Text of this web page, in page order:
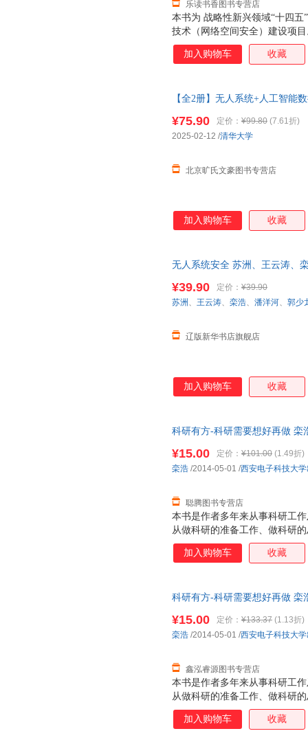
本书为 战略性新兴领域“十四
技术（网络空间安全）建设项
前沿，结合作者多年科研成果
法，具有很高的学术价值。本
动驾驶、工业物联网和无人机
还可以作为各大院校无人系统
乐读书香图书专营店
加入购物车 收藏
【全2册】无人系统+人工智能
¥75.90 定价： ¥99.80 (7.61折)
北京旷氏文豪图书专营店
2025-02-12 /清华大学
加入购物车 收藏
无人系统安全 苏洲、王云涛、
¥39.90 定价： ¥39.90
辽版新华书店旗舰店
苏洲 、 王云涛、 栾浩、 潘洋河、 郭少
加入购物车 收藏
科研有方-科研需要想好再做 栾
本书是作者多年来从事科研工
从做科研的准备工作、做科研
具四方面，系统地介绍了科研
一些独特经验和技巧。通过阅
年级大学生、硕士和博士研究
¥15.00 定价： ¥101.00 (1.49折)
聪腾图书专营店
栾浩 /2014-05-01 /西安电子科技大
加入购物车 收藏
科研有方-科研需要想好再做 栾
本书是作者多年来从事科研工
从做科研的准备工作、做科研
具四方面，系统地介绍了科研
一些独特经验和技巧。通过阅
¥15.00 定价： ¥133.37 (1.13折)
鑫泓睿源图书专营店
栾浩 /2014-05-01 /西安电子科技大
加入购物车 收藏